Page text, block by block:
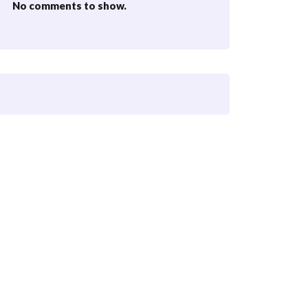
No comments to show.